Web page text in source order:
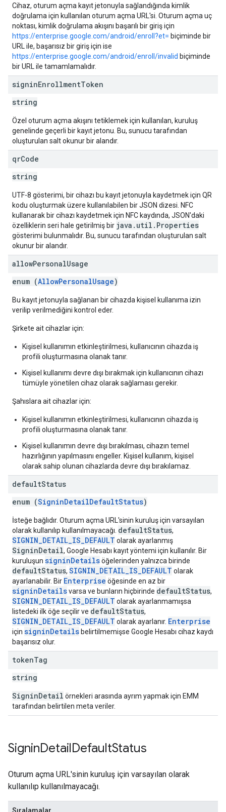
Cihaz, oturum açma kayıt jetonuyla sağlandığında kimlik
doğrulama için kullanılan oturum açma URL'si. Oturum açma uç
noktası, kimlik doğrulama akışını başarılı bir giriş için
https://enterprise.google.com/android/enroll?et= biçiminde bir
URL ile, başarısız bir giriş için ise
https://enterprise.google.com/android/enroll/invalid biçiminde
bir URL ile tamamlamalıdır.
signinEnrollmentToken
string
Özel oturum açma akışını tetiklemek için kullanılan, kuruluş
genelinde geçerli bir kayıt jetonu. Bu, sunucu tarafından
oluşturulan salt okunur bir alandır.
qrCode
string
UTF-8 gösterimi, bir cihazı bu kayıt jetonuyla kaydetmek için QR
kodu oluşturmak üzere kullanılabilen bir JSON dizesi. NFC
kullanarak bir cihazı kaydetmek için NFC kaydında, JSON'daki
özelliklerin seri hale getirilmiş bir java.util.Properties
gösterimi bulunmalıdır. Bu, sunucu tarafından oluşturulan salt
okunur bir alandır.
allowPersonalUsage
enum (AllowPersonalUsage)
Bu kayıt jetonuyla sağlanan bir cihazda kişisel kullanıma izin
verilip verilmediğini kontrol eder.
Şirkete ait cihazlar için:
Kişisel kullanımın etkinleştirilmesi, kullanıcının cihazda iş
profili oluşturmasına olanak tanır.
Kişisel kullanımı devre dışı bırakmak için kullanıcının cihazı
tümüyle yönetilen cihaz olarak sağlaması gerekir.
Şahıslara ait cihazlar için:
Kişisel kullanımın etkinleştirilmesi, kullanıcının cihazda iş
profili oluşturmasına olanak tanır.
Kişisel kullanımın devre dışı bırakılması, cihazın temel
hazırlığının yapılmasını engeller. Kişisel kullanım, kişisel
olarak sahip olunan cihazlarda devre dışı bırakılamaz.
defaultStatus
enum (SigninDetailDefaultStatus)
İsteğe bağlıdır. Oturum açma URL'sinin kuruluş için varsayılan
olarak kullanılıp kullanılmayacağı. defaultStatus,
SIGNIN_DETAIL_IS_DEFAULT olarak ayarlanmış
SigninDetail, Google Hesabı kayıt yöntemi için kullanılır. Bir
kuruluşun signinDetailsöğelerinden yalnızca birinde
defaultStatus, SIGNIN_DETAIL_IS_DEFAULT olarak
ayarlanabilir. Bir Enterprise öğesinde en az bir
signinDetailsvarsa ve bunların hiçbirinde defaultStatus,
SIGNIN_DETAIL_IS_DEFAULT olarak ayarlanmamışsa
listedeki ilk öğe seçilir ve defaultStatus,
SIGNIN_DETAIL_IS_DEFAULT olarak ayarlanır. Enterprise
için signinDetails belirtilmemişse Google Hesabı cihaz kaydı
başarısız olur.
tokenTag
string
SigninDetail örnekleri arasında ayrım yapmak için EMM
tarafından belirtilen meta veriler.
SigninDetailDefaultStatus
Oturum açma URL'sinin kuruluş için varsayılan olarak
kullanılıp kullanılmayacağı.